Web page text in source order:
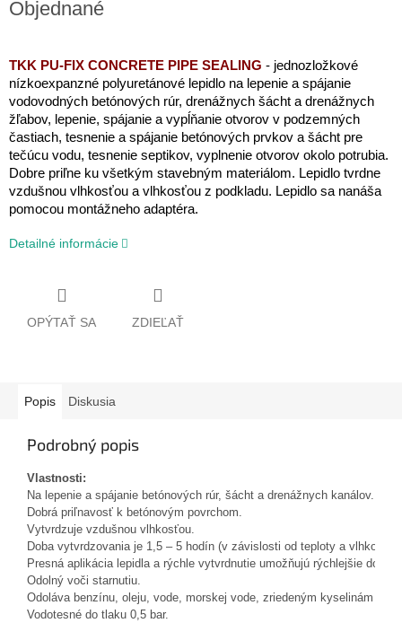
Objednané
TKK PU-FIX CONCRETE PIPE SEALING - jednozložkové
nízkoexpanzné polyuretánové lepidlo na lepenie a spájanie
vodovodných betónových rúr, drenážnych šácht a drenážnych
žľabov, lepenie, spájanie a vypĺňanie otvorov v podzemných
častiach, tesnenie a spájanie betónových prvkov a šácht pre
tečúcu vodu, tesnenie septikov, vyplnenie otvorov okolo potrubia.
Dobre priľne ku všetkým stavebným materiálom. Lepidlo tvrdne
vzdušnou vlhkosťou a vlhkosťou z podkladu. Lepidlo sa nanáša
pomocou montážneho adaptéra.
Detailné informácie
OPÝTAŤ SA ZDIEĽAŤ
Popis Diskusia
Podrobný popis
Vlastnosti:
Na lepenie a spájanie betónových rúr, šácht a drenážnych kanálov.
Dobrá priľnavosť k betónovým povrchom.
Vytvrdzuje vzdušnou vlhkosťou.
Doba vytvrdzovania je 1,5 – 5 hodín (v závislosti od teploty a
Presná aplikácia lepidla a rýchle vytvrdnutie umožňujú rýchlejšie
Odolný voči starnutiu.
Odoláva benzínu, oleju, vode, morskej vode, zriedeným kyselinám a
Vodotesné do tlaku 0,5 bar.